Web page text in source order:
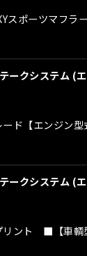
スポーツマフ
ークシステム (
ード【エンジン
ークシステム (
リント ■【車